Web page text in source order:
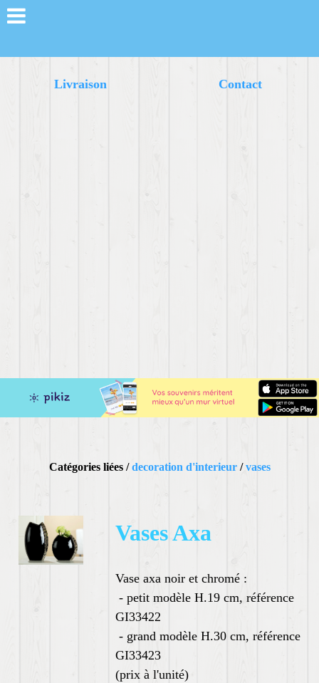
Livraison Contact
Catégories liées /decoration d'interieur/vases
Vases Axa
Vase axa noir et chromé :
- petit modèle H.19 cm, référence
GI33422
- grand modèle H.30 cm, référence
GI33423
(prix à l'unité)